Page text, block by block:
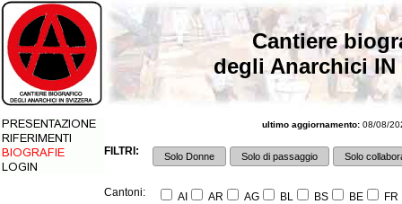
Cantiere
degli Anarchici IN
ultimo aggiornamento: 08/08/
FILTRI: Solo Donne Solo di passaggio Solo
Cantoni: AI AR AG BL BS BE
FR